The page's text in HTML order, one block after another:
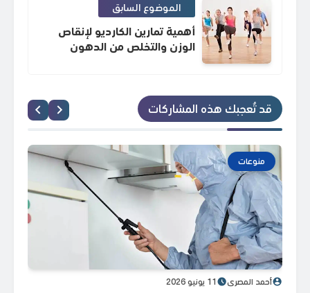
الموضوع السابق
أهمية تمارين الكارديو لإنقاص
الوزن والتخلص من الدهون
قد تُعجبك هذه المشاركات
منوعات
أحمد المصري 11 يونيو 2026